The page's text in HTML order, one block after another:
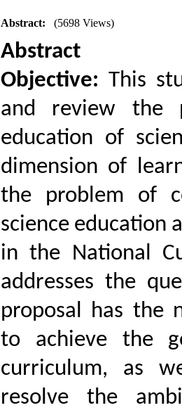
Abstract: (5698 Views)
Abstract
Objective: This
and review the
education of
dimension of
the problem of
science education
in the National
addresses the
proposal has the
to achieve the
curriculum, as
resolve the